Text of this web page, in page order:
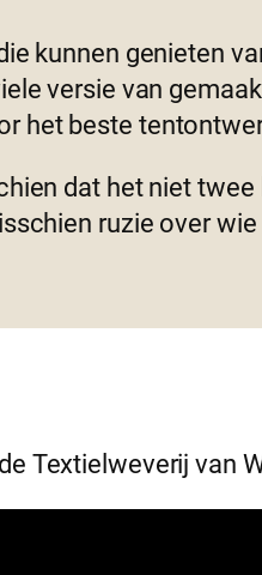
kunnen genieten
versie van
het beste
dat het niet twee
ruzie over
Textielweverij van